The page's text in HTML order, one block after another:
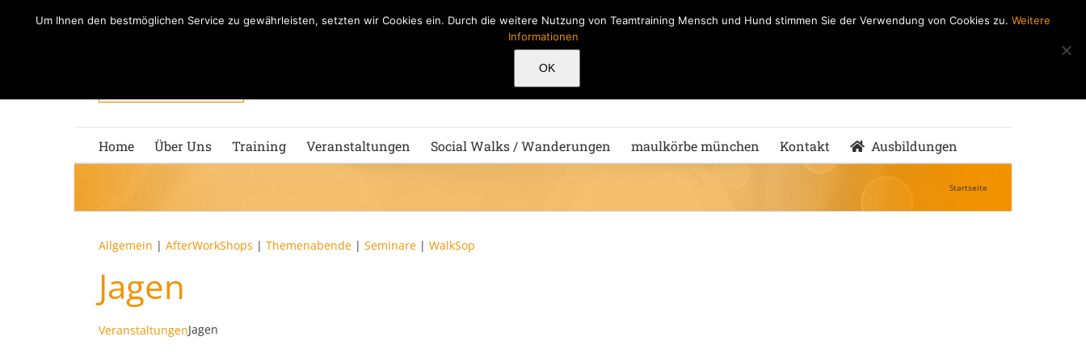
Home Über Uns Training Veranstaltungen Social Walks / Wanderungen maulkörbe münchen Kontakt Ausbildungen
Startseite
Allgemein | AfterWorkShops | Themenabende | Seminare | WalkSop
Jagen
VeranstaltungenJagen
Um Ihnen den bestmöglichen Service zu gewährleisten, setzten wir Cookies ein. Durch die weitere Nutzung von Teamtraining Mensch und Hund stimmen Sie der Verwendung von Cookies zu. Weitere
Informationen
OK